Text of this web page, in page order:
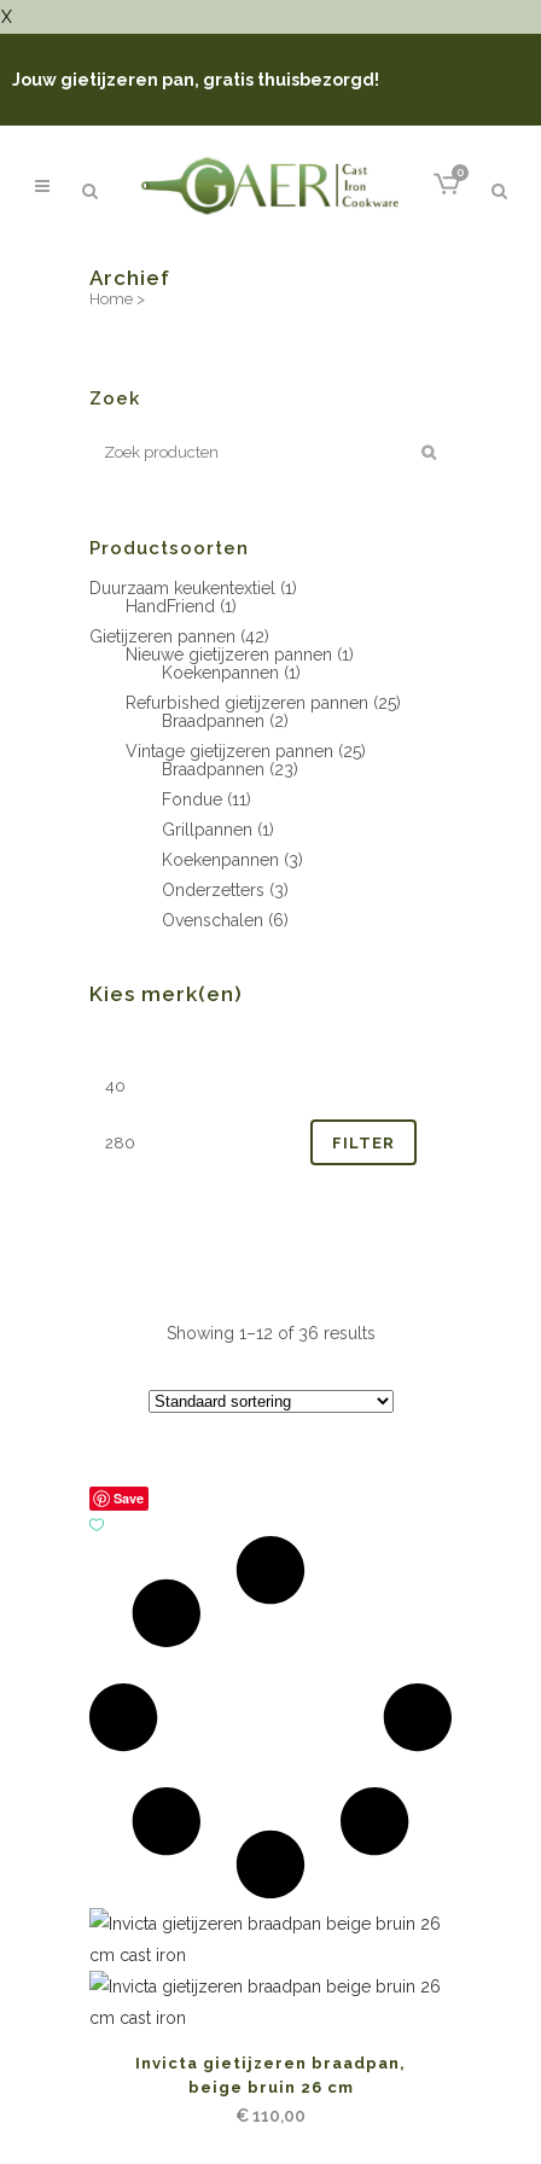
X
Jouw gietijzeren pan, gratis thuisbezorgd!
0
Archief
Home >
Zoek
Productsoorten
Duurzaam keukentextiel (1)
HandFriend (1)
Gietijzeren pannen (42)
Nieuwe gietijzeren pannen (1)
Koekenpannen (1)
Refurbished gietijzeren pannen (25)
Braadpannen (2)
Vintage gietijzeren pannen (25)
Braadpannen (23)
Fondue (11)
Grillpannen (1)
Koekenpannen (3)
Onderzetters (3)
Ovenschalen (6)
Kies merk(en)
FILTER
Showing 1–12 of 36 results
Save
Invicta gietijzeren braadpan,
beige bruin 26 cm
€110,00